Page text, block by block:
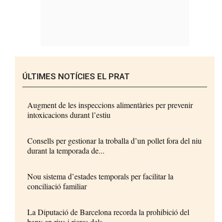
ÚLTIMES NOTÍCIES EL PRAT
Augment de les inspeccions alimentàries per prevenir
intoxicacions durant l’estiu
Consells per gestionar la troballa d’un pollet fora del niu
durant la temporada de...
Nou sistema d’estades temporals per facilitar la
conciliació familiar
La Diputació de Barcelona recorda la prohibició del